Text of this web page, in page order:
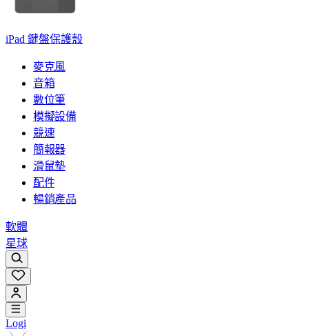
iPad 鍵盤保護殼
麥克風
音箱
數位筆
模擬設備
競速
簡報器
滑鼠墊
配件
暢銷產品
軟體
星球
Logi